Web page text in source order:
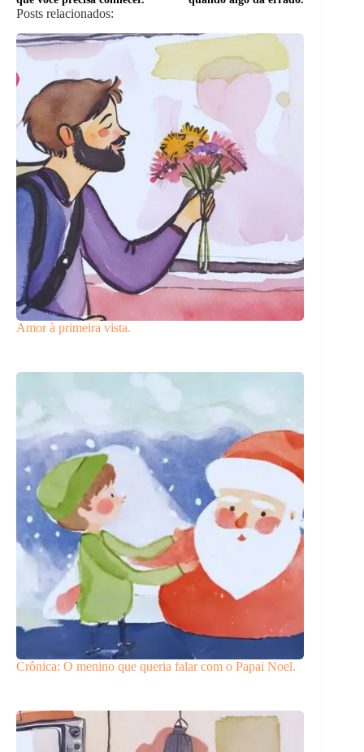
Posts relacionados:
Amor à primeira vista.
Crônica: O menino que queria falar com o Papai Noel.